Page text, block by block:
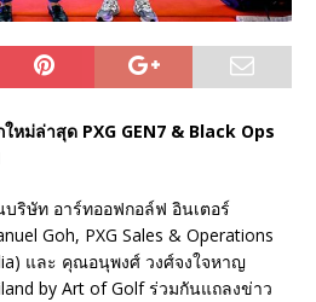
ม่ล่าสุด PXG GEN7 & Black Ops
ริษัท อาร์ทออฟกอล์ฟ อินเตอร์
Goh, PXG Sales & Operations
และ คุณอนุพงศ์ วงศ์จงใจหาญ
by Art of Golf ร่วมกันแถลงข่าว